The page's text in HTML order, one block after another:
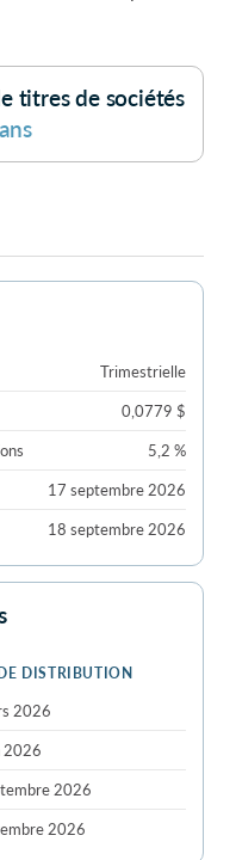
titres de sociétés
Trimestrielle
0,0779 $
5,2 %
17 septembre 2026
18 septembre 2026
DISTRIBUTION
2026
2026
2026
2026